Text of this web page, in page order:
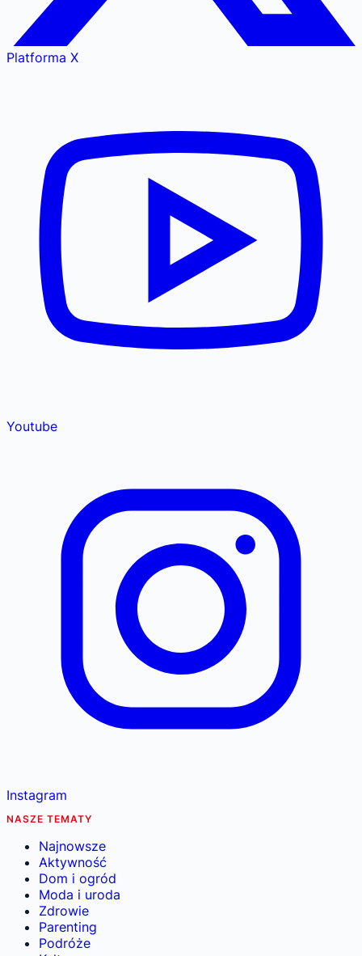
Platforma X
Youtube
Instagram
NASZE TEMATY
Najnowsze
Aktywność
Dom i ogród
Moda i uroda
Zdrowie
Parenting
Podróże